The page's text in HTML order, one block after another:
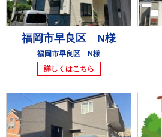
福岡市早良区 N様
福岡市早良区 N様
詳しくはこちら